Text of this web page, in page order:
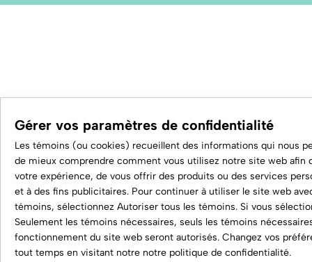
Gérer vos paramètres de confidentialité
Les témoins (ou cookies) recueillent des informations qui nous
de mieux comprendre comment vous utilisez notre site web afin
votre expérience, de vous offrir des produits ou des services
et à des fins publicitaires. Pour continuer à utiliser le site web
témoins, sélectionnez Autoriser tous les témoins. Si vous
Seulement les témoins nécessaires, seuls les témoins
fonctionnement du site web seront autorisés. Changez vos
tout temps en visitant notre notre politique de confidentialité.